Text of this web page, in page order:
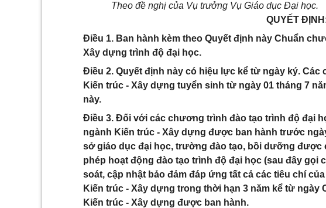
Theo đề nghị của Vụ trưởng Vụ Giáo dục Đại học.
QUYẾT
Điều 1. Ban hành kèm theo Quyết định này Chuẩn
Xây dựng trình độ đại học.
Điều 2. Quyết định này có hiệu lực kể từ ngày ký.
Kiến trúc - Xây dựng tuyển sinh từ ngày 01 tháng 7
này.
Điều 3. Đối với các chương trình đào tạo trình độ đại
ngành Kiến trúc - Xây dựng được ban hành trước
sở giáo dục đại học, trường đào tạo, bồi dưỡng
phép hoạt động đào tạo trình độ đại học (sau đây gọi
soát, cập nhật bảo đảm đáp ứng tất cả các tiêu chí
Kiến trúc - Xây dựng trong thời hạn 3 năm kể từ
Kiến trúc - Xây dựng được ban hành.